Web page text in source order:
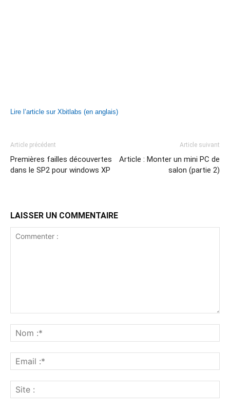
Lire l’article sur Xbitlabs (en anglais)
Article précédent
Premières failles découvertes
dans le SP2 pour windows XP
Article suivant
Article : Monter un mini PC de
salon (partie 2)
LAISSER UN COMMENTAIRE